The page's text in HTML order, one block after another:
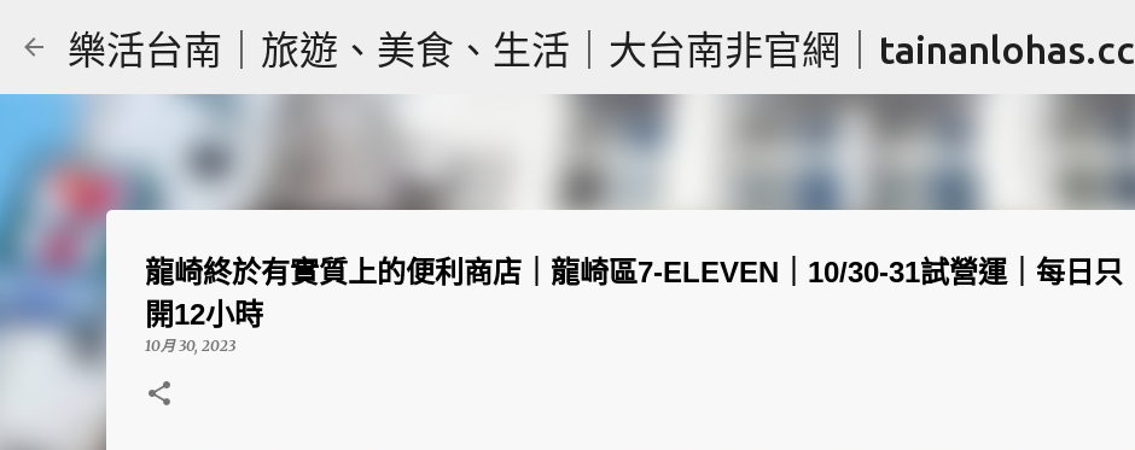
跳到主要內容
樂活台南｜旅遊、美食、生活｜大台南非官網｜tainanlohas.cc
龍崎終於有實質上的便利商店｜龍崎區7-ELEVEN｜10/30-31試營運｜每日只
開12小時
10月 30, 2023